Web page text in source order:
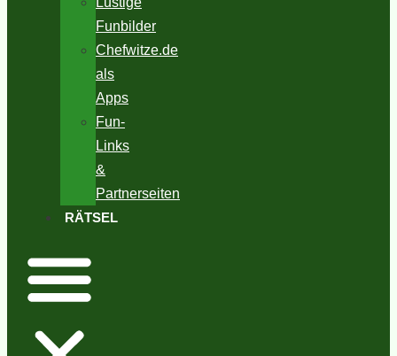
Funbilder
Chefwitze.de
als
Apps
Fun-
Links
&
Partnerseiten
RÄTSEL